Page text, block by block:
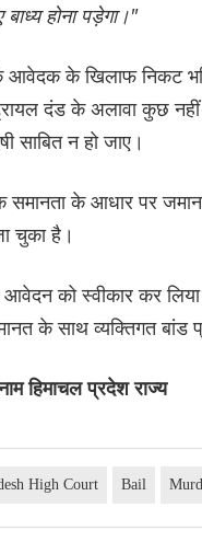
होना पड़ेगा।"
आवेदक के खिलाफ निकट
दंड के अलावा कुछ
साबित न हो जाए।
के आधार पर
चुका है।
आवेदन को स्वीकार कर
के साथ व्यक्तिगत बांड
हिमाचल प्रदेश राज्य
High Court Bail